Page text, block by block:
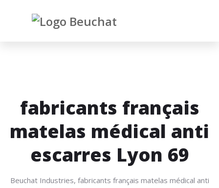
fabricants français
matelas médical anti
escarres Lyon 69
Beuchat Industries, fabricants français matelas médical anti